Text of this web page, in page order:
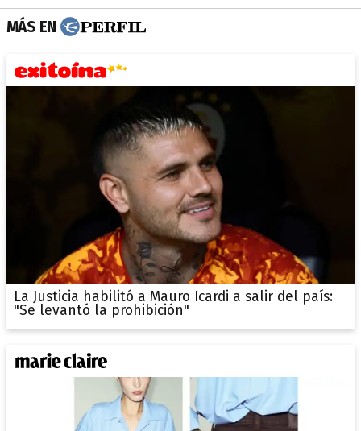
MÁS EN
La Justicia habilitó a Mauro Icardi a salir del país:
"Se levantó la prohibición"